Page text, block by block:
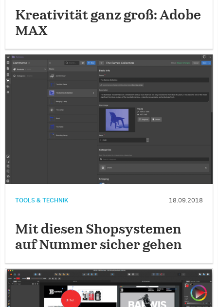
Kreativität ganz groß: Adobe
MAX
TOOLS & TECHNIK 18.09.2018
Mit diesen Shopsystemen
auf Nummer sicher gehen